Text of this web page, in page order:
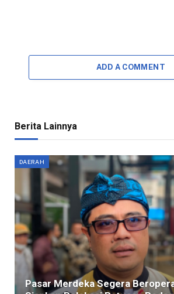
ADD A COMMENT
Berita Lainnya
DAERAH
Pasar Merdeka Segera